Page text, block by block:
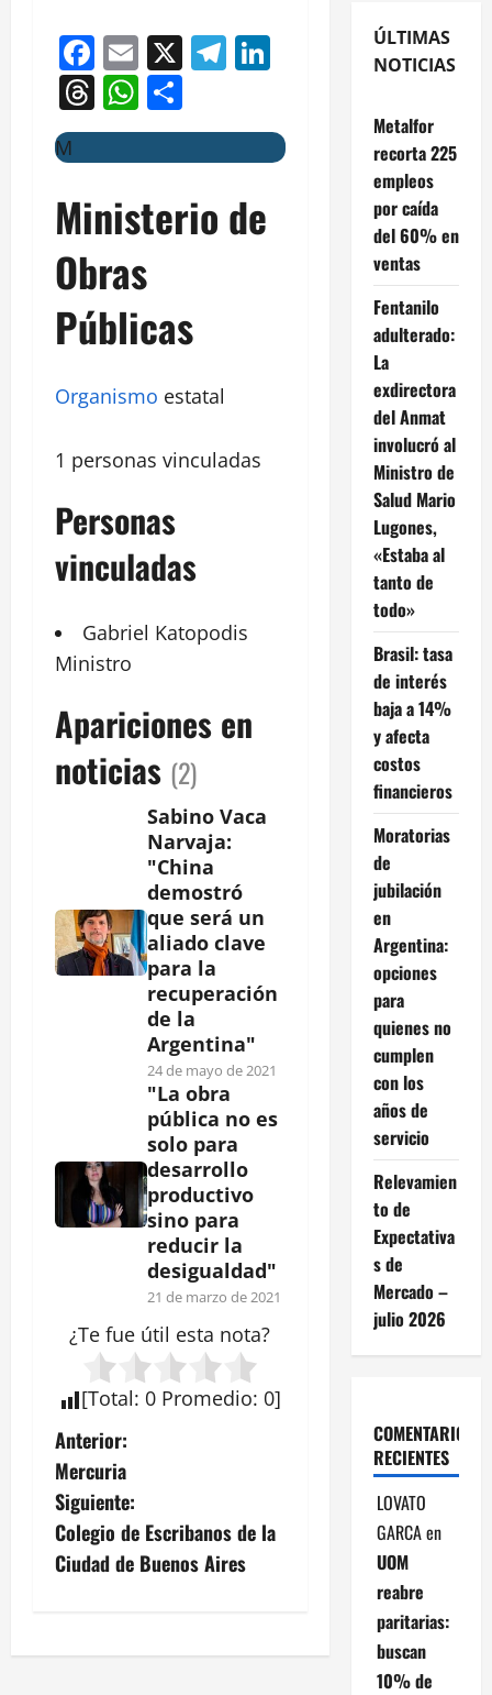
Facebook
Email
X Telegram
LinkedIn
Threads
WhatsApp
M
Ministerio de
Obras
Públicas
Organismo estatal
1 personas vinculadas
Personas
vinculadas
Gabriel Katopodis
Ministro
Apariciones en
noticias (2)
Sabino Vaca
Narvaja:
"China
demostró
que será un
aliado clave
para la
recuperación
de la
Argentina"
24 de mayo de 2021
"La obra
pública no es
solo para
desarrollo
productivo
sino para
reducir la
desigualdad"
21 de marzo de 2021
¿Te fue útil esta nota?
[Total: 0 Promedio: 0]
N
a
v
e
Anterior:
Mercuria
Siguiente:
Colegio de Escribanos de la
Ciudad de Buenos Aires
ÚLTIMAS
NOTICIAS
Metalfor
recorta 225
empleos
por caída
del 60% en
ventas
Fentanilo
adulterado:
La
exdirectora
del Anmat
involucró al
Ministro de
Salud Mario
Lugones,
«Estaba al
tanto de
todo»
Brasil: tasa
de interés
baja a 14%
y afecta
costos
financieros
Moratorias
de
jubilación
en
Argentina:
opciones
para
quienes no
cumplen
con los
años de
servicio
Relevamien
to de
Expectativa
s de
Mercado –
julio 2026
COMENTARIOS
RECIENTES
LOVATO
GARCAen
UOM
reabre
paritarias:
buscan
10% de